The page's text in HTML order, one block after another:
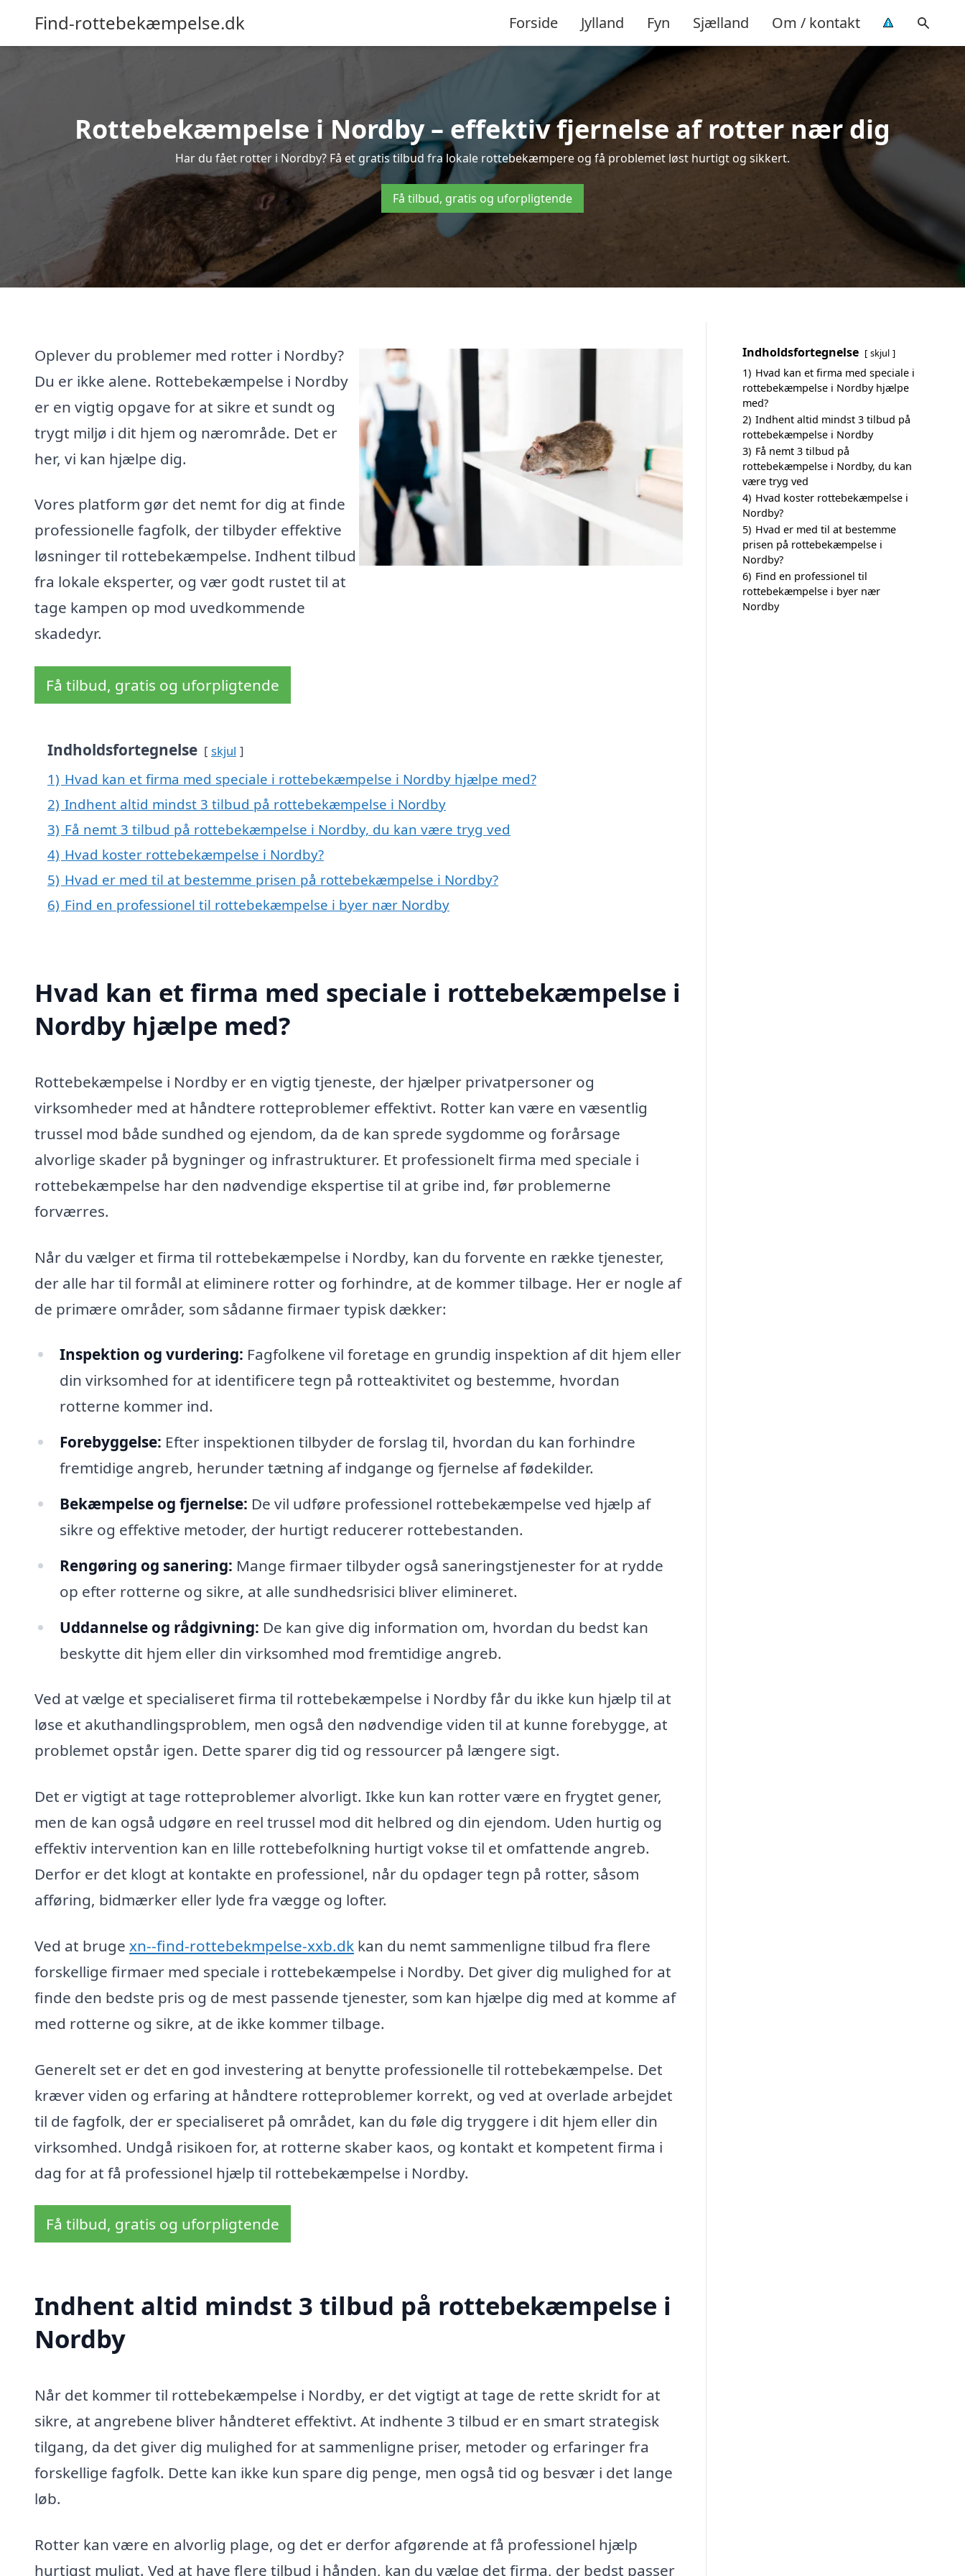
Find-rottebekæmpelse.dk Forside Jylland Fyn Sjælland Om / kontakt
Rottebekæmpelse i Nordby – effektiv fjernelse af rotter nær dig
Har du fået rotter i Nordby? Få et gratis tilbud fra lokale rottebekæmpere og få problemet løst hurtigt og sikkert.
Få tilbud, gratis og uforpligtende
Oplever du problemer med rotter i Nordby?
Du er ikke alene. Rottebekæmpelse i Nordby
er en vigtig opgave for at sikre et sundt og
trygt miljø i dit hjem og nærområde. Det er
her, vi kan hjælpe dig.
Vores platform gør det nemt for dig at finde
professionelle fagfolk, der tilbyder effektive
løsninger til rottebekæmpelse. Indhent tilbud
fra lokale eksperter, og vær godt rustet til at
tage kampen op mod uvedkommende
skadedyr.
Få tilbud, gratis og uforpligtende
Indholdsfortegnelse skjul
1) Hvad kan et firma med speciale i rottebekæmpelse i Nordby hjælpe med?
2) Indhent altid mindst 3 tilbud på rottebekæmpelse i Nordby
3) Få nemt 3 tilbud på rottebekæmpelse i Nordby, du kan være tryg ved
4) Hvad koster rottebekæmpelse i Nordby?
5) Hvad er med til at bestemme prisen på rottebekæmpelse i Nordby?
6) Find en professionel til rottebekæmpelse i byer nær Nordby
Hvad kan et firma med speciale i rottebekæmpelse i
Nordby hjælpe med?
Rottebekæmpelse i Nordby er en vigtig tjeneste, der hjælper privatpersoner og
virksomheder med at håndtere rotteproblemer effektivt. Rotter kan være en væsentlig
trussel mod både sundhed og ejendom, da de kan sprede sygdomme og forårsage
alvorlige skader på bygninger og infrastrukturer. Et professionelt firma med speciale i
rottebekæmpelse har den nødvendige ekspertise til at gribe ind, før problemerne
forværres.
Når du vælger et firma til rottebekæmpelse i Nordby, kan du forvente en række tjenester,
der alle har til formål at eliminere rotter og forhindre, at de kommer tilbage. Her er nogle af
de primære områder, som sådanne firmaer typisk dækker:
Inspektion og vurdering: Fagfolkene vil foretage en grundig inspektion af dit hjem eller
din virksomhed for at identificere tegn på rotteaktivitet og bestemme, hvordan
rotterne kommer ind.
Forebyggelse: Efter inspektionen tilbyder de forslag til, hvordan du kan forhindre
fremtidige angreb, herunder tætning af indgange og fjernelse af fødekilder.
Bekæmpelse og fjernelse: De vil udføre professionel rottebekæmpelse ved hjælp af
sikre og effektive metoder, der hurtigt reducerer rottebestanden.
Rengøring og sanering: Mange firmaer tilbyder også saneringstjenester for at rydde
op efter rotterne og sikre, at alle sundhedsrisici bliver elimineret.
Uddannelse og rådgivning: De kan give dig information om, hvordan du bedst kan
beskytte dit hjem eller din virksomhed mod fremtidige angreb.
Ved at vælge et specialiseret firma til rottebekæmpelse i Nordby får du ikke kun hjælp til at
løse et akuthandlingsproblem, men også den nødvendige viden til at kunne forebygge, at
problemet opstår igen. Dette sparer dig tid og ressourcer på længere sigt.
Det er vigtigt at tage rotteproblemer alvorligt. Ikke kun kan rotter være en frygtet gener,
men de kan også udgøre en reel trussel mod dit helbred og din ejendom. Uden hurtig og
effektiv intervention kan en lille rottebefolkning hurtigt vokse til et omfattende angreb.
Derfor er det klogt at kontakte en professionel, når du opdager tegn på rotter, såsom
afføring, bidmærker eller lyde fra vægge og lofter.
Ved at bruge xn--find-rottebekmpelse-xxb.dk kan du nemt sammenligne tilbud fra flere
forskellige firmaer med speciale i rottebekæmpelse i Nordby. Det giver dig mulighed for at
finde den bedste pris og de mest passende tjenester, som kan hjælpe dig med at komme af
med rotterne og sikre, at de ikke kommer tilbage.
Generelt set er det en god investering at benytte professionelle til rottebekæmpelse. Det
kræver viden og erfaring at håndtere rotteproblemer korrekt, og ved at overlade arbejdet
til de fagfolk, der er specialiseret på området, kan du føle dig tryggere i dit hjem eller din
virksomhed. Undgå risikoen for, at rotterne skaber kaos, og kontakt et kompetent firma i
dag for at få professionel hjælp til rottebekæmpelse i Nordby.
Få tilbud, gratis og uforpligtende
Indhent altid mindst 3 tilbud på rottebekæmpelse i
Nordby
Når det kommer til rottebekæmpelse i Nordby, er det vigtigt at tage de rette skridt for at
sikre, at angrebene bliver håndteret effektivt. At indhente 3 tilbud er en smart strategisk
tilgang, da det giver dig mulighed for at sammenligne priser, metoder og erfaringer fra
forskellige fagfolk. Dette kan ikke kun spare dig penge, men også tid og besvær i det lange
løb.
Rotter kan være en alvorlig plage, og det er derfor afgørende at få professionel hjælp
hurtigst muligt. Ved at have flere tilbud i hånden, kan du vælge det firma, der bedst passer
Indholdsfortegnelse skjul
1) Hvad kan et firma med speciale i
rottebekæmpelse i Nordby hjælpe
med?
2) Indhent altid mindst 3 tilbud på
rottebekæmpelse i Nordby
3) Få nemt 3 tilbud på
rottebekæmpelse i Nordby, du kan
være tryg ved
4) Hvad koster rottebekæmpelse i
Nordby?
5) Hvad er med til at bestemme
prisen på rottebekæmpelse i
Nordby?
6) Find en professionel til
rottebekæmpelse i byer nær
Nordby